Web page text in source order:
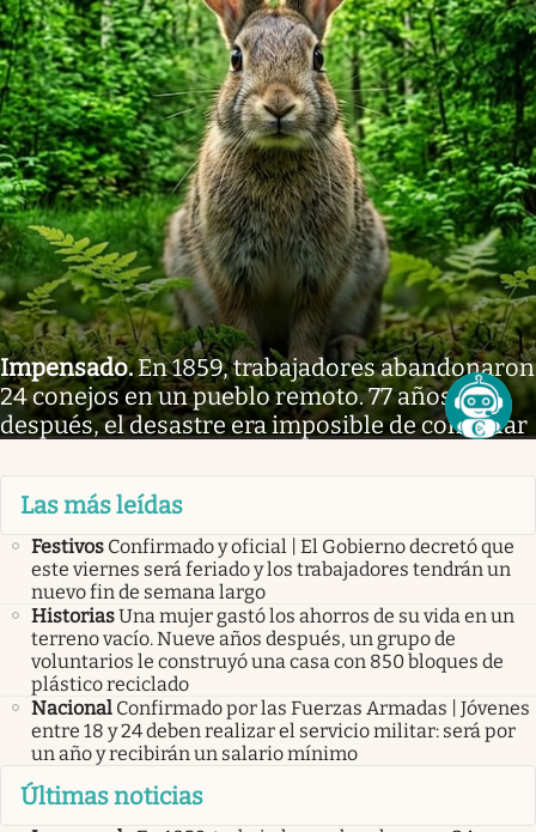
Impensado.En 1859, trabajadores abandonaron
24 conejos en un pueblo remoto. 77 años
después, el desastre era imposible de controlar
Las más leídas
Festivos Confirmado y oficial | El Gobierno decretó que
este viernes será feriado y los trabajadores tendrán un
nuevo fin de semana largo
HistoriasUna mujer gastó los ahorros de su vida en un
terreno vacío. Nueve años después, un grupo de
voluntarios le construyó una casa con 850 bloques de
plástico reciclado
Nacional Confirmado por las Fuerzas Armadas | Jóvenes
entre 18 y 24 deben realizar el servicio militar: será por
un año y recibirán un salario mínimo
Últimas noticias